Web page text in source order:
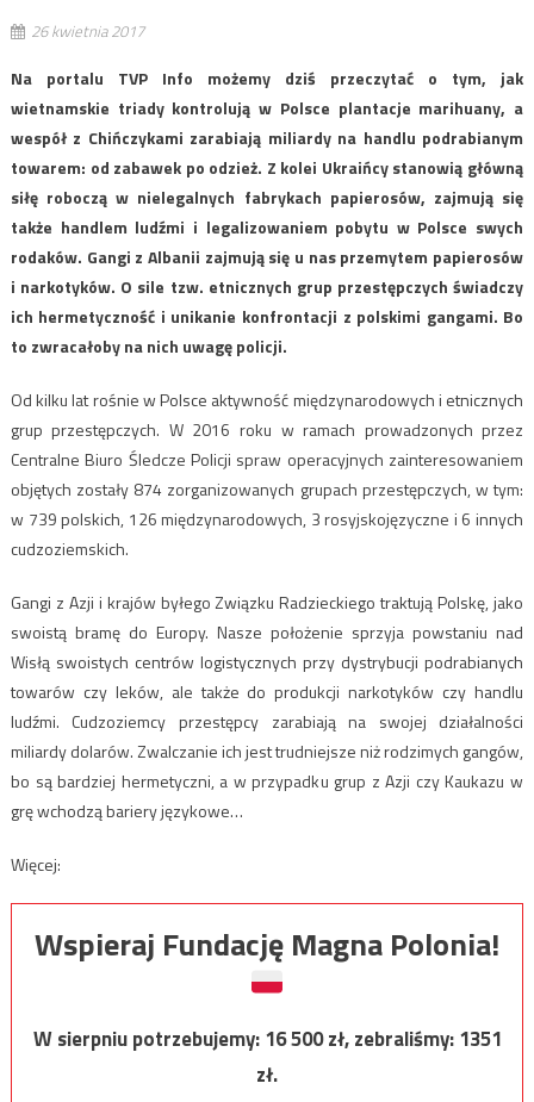
26 kwietnia 2017
Na portalu TVP Info możemy dziś przeczytać o tym, jak
wietnamskie triady kontrolują w Polsce plantacje marihuany, a
wespół z Chińczykami zarabiają miliardy na handlu podrabianym
towarem: od zabawek po odzież. Z kolei Ukraińcy stanowią główną
siłę roboczą w nielegalnych fabrykach papierosów, zajmują się
także handlem ludźmi i legalizowaniem pobytu w Polsce swych
rodaków. Gangi z Albanii zajmują się u nas przemytem papierosów
i narkotyków. O sile tzw. etnicznych grup przestępczych świadczy
ich hermetyczność i unikanie konfrontacji z polskimi gangami. Bo
to zwracałoby na nich uwagę policji.
Od kilku lat rośnie w Polsce aktywność międzynarodowych i etnicznych
grup przestępczych. W 2016 roku w ramach prowadzonych przez
Centralne Biuro Śledcze Policji spraw operacyjnych zainteresowaniem
objętych zostały 874 zorganizowanych grupach przestępczych, w tym:
w 739 polskich, 126 międzynarodowych, 3 rosyjskojęzyczne i 6 innych
cudzoziemskich.
Gangi z Azji i krajów byłego Związku Radzieckiego traktują Polskę, jako
swoistą bramę do Europy. Nasze położenie sprzyja powstaniu nad
Wisłą swoistych centrów logistycznych przy dystrybucji podrabianych
towarów czy leków, ale także do produkcji narkotyków czy handlu
ludźmi. Cudzoziemcy przestępcy zarabiają na swojej działalności
miliardy dolarów. Zwalczanie ich jest trudniejsze niż rodzimych gangów,
bo są bardziej hermetyczni, a w przypadku grup z Azji czy Kaukazu w
grę wchodzą bariery językowe…
Więcej:
Wspieraj Fundację Magna Polonia!
W sierpniu potrzebujemy:16 500zł, zebraliśmy:1351
zł.